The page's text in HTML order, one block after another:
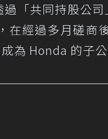
「共同持股公
在經過多月磋商
為 Honda 的子